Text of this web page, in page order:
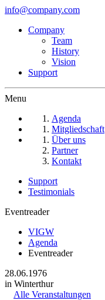
info@company.com
Company
Team
History
Vision
Support
Menu
Agenda
Mitgliedschaft
Über uns
Partner
Kontakt
Support
Testimonials
Eventreader
VIGW
Agenda
Eventreader
28.06.1976
in Winterthur
Alle Veranstaltungen